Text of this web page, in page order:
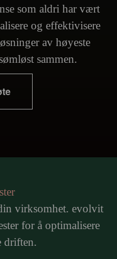
som aldri har vært
og effektivisere
av høyeste
sammen.
virksomhet. evolvit
for å optimalisere
driften.